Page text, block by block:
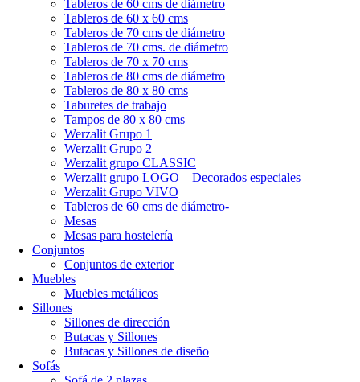
Tableros de 60 cms de diámetro
Tableros de 60 x 60 cms
Tableros de 70 cms de diámetro
Tableros de 70 cms. de diámetro
Tableros de 70 x 70 cms
Tableros de 80 cms de diámetro
Tableros de 80 x 80 cms
Taburetes de trabajo
Tampos de 80 x 80 cms
Werzalit Grupo 1
Werzalit Grupo 2
Werzalit grupo CLASSIC
Werzalit grupo LOGO – Decorados especiales –
Werzalit Grupo VIVO
Tableros de 60 cms de diámetro-
Mesas
Mesas para hostelería
Conjuntos
Conjuntos de exterior
Muebles
Muebles metálicos
Sillones
Sillones de dirección
Butacas y Sillones
Butacas y Sillones de diseño
Sofás